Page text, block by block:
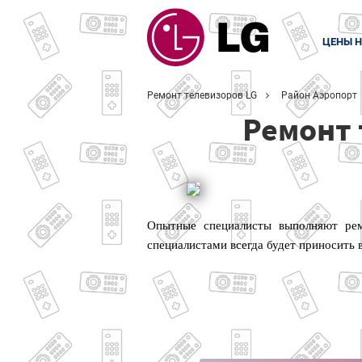
ЦЕНЫ
Ремонт телевизоров LG Район Аэропорт
Ремонт
Опытные специалисты выполняют
специалистами всегда будет